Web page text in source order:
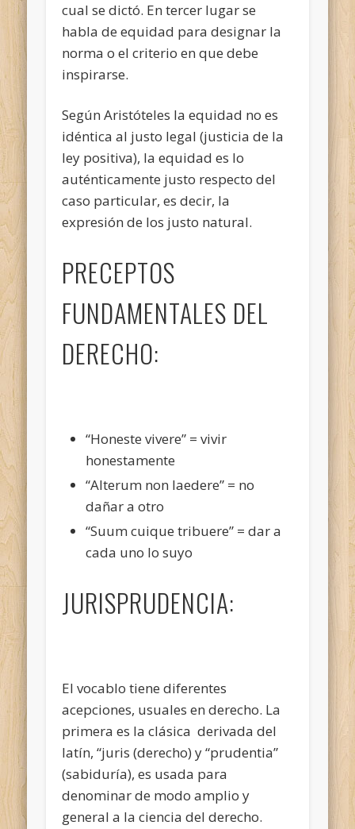
cual se dictó. En tercer lugar se
habla de equidad para designar la
norma o el criterio en que debe
inspirarse.
Según Aristóteles la equidad no es
idéntica al justo legal (justicia de la
ley positiva), la equidad es lo
auténticamente justo respecto del
caso particular, es decir, la
expresión de los justo natural.
PRECEPTOS
FUNDAMENTALES DEL
DERECHO:
“Honeste vivere” = vivir
honestamente
“Alterum non laedere” = no
dañar a otro
“Suum cuique tribuere” = dar a
cada uno lo suyo
JURISPRUDENCIA:
El vocablo tiene diferentes
acepciones, usuales en derecho. La
primera es la clásica derivada del
latín, “juris (derecho) y “prudentia”
(sabiduría), es usada para
denominar de modo amplio y
general a la ciencia del derecho.